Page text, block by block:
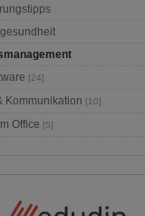
[24]
Kommunikation [10]
Office [5]